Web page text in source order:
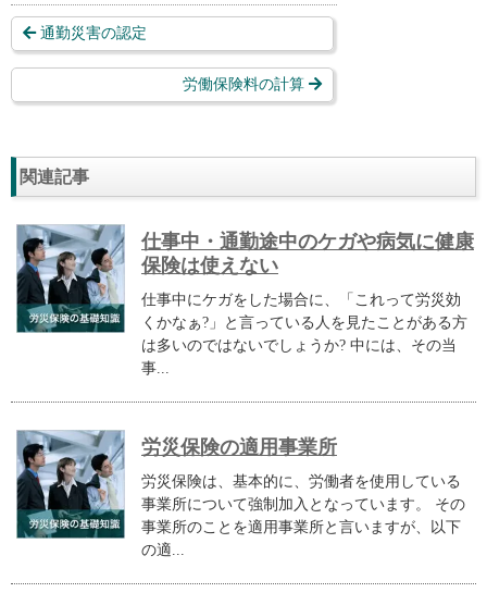
通勤災害の認定
労働保険料の計算
関連記事
仕事中・通勤途中のケガや病気に健康
保険は使えない
仕事中にケガをした場合に、「これって労災効
くかなぁ?」と言っている人を見たことがある方
は多いのではないでしょうか? 中には、その当
事...
労災保険の適用事業所
労災保険は、基本的に、労働者を使用している
事業所について強制加入となっています。 その
事業所のことを適用事業所と言いますが、以下
の適...